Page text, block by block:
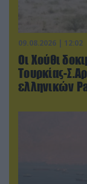
09.08.2026 | 12:02
Οι Χούθι
Τουρκίας-
ελληνικών